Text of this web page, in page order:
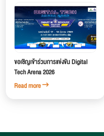
ขอเชิญเข้าร่วมการแข่งขัน Digital
Tech Arena 2026
Read more